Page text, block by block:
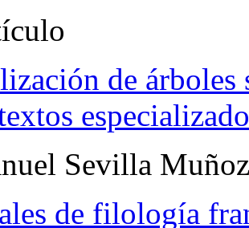
de árboles
Sevilla
de filología